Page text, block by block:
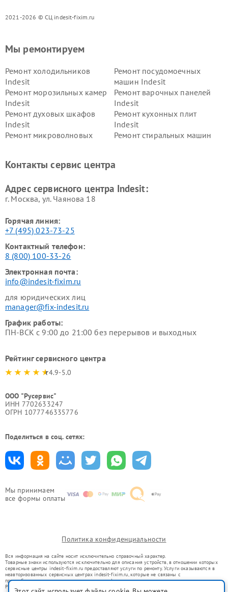
2021-2026 © СЦ indesit-fixim.ru
Мы принимаем
все формы оплаты
Мы ремонтируем
Ремонт холодильников
Indesit
Ремонт посудомоечных
машин Indesit
Ремонт морозильных камер
Indesit
Ремонт варочных панелей
Indesit
Ремонт духовых шкафов
Indesit
Ремонт кухонных плит
Indesit
Ремонт микроволновых
Ремонт стиральных машин
Indesit
Indesit
Контакты сервис центра
Адрес сервисного центра Indesit:
г. Москва, ул. Чаянова 18
Горячая линия:
+7 (495) 023-73-25
Контактный телефон:
8 (800) 100-33-26
Электронная почта:
info@indesit-fixim.ru
для юридических лиц
manager@fix-indesit.ru
График работы:
ПН-ВСК с 9:00 до 21:00 без перерывов и выходных
Рейтинг сервисного центра
4.9-5.0
ООО "Русервис"
ИНН 7702633247
ОГРН 1077746335776
Поделиться в соц. сетях:
Политика конфиденциальности
Вся информация на сайте носит исключительно справочный характер.
Товарные знаки используются исключительно для описания устройств, в отношении которых
сервисные центры indesit-fixim.ru предоставляют услуги по ремонту. Услуги оказываются в
неавторизованных сервисных центрах indesit-fixim.ru, которые не связаны с
правообладателями товарных знаков или их официальными представителями.
Ремонт осуществляется для устройств, уже введенных в гражданский оборот в соответствии